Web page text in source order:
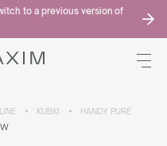
to a previous version of
KUBKI
HANDY PURE